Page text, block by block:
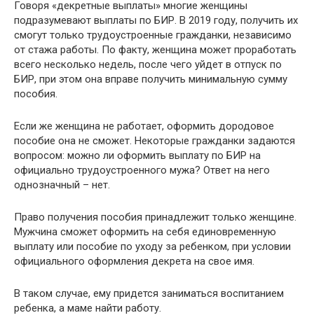
Говоря «декретные выплаты» многие женщины
подразумевают выплаты по БИР. В 2019 году, получить их
смогут только трудоустроенные гражданки, независимо
от стажа работы. По факту, женщина может проработать
всего несколько недель, после чего уйдет в отпуск по
БИР, при этом она вправе получить минимальную сумму
пособия.
Если же женщина не работает, оформить дородовое
пособие она не сможет. Некоторые гражданки задаются
вопросом: можно ли оформить выплату по БИР на
официально трудоустроенного мужа? Ответ на него
однозначный – нет.
Право получения пособия принадлежит только женщине.
Мужчина сможет оформить на себя единовременную
выплату или пособие по уходу за ребенком, при условии
официального оформления декрета на свое имя.
В таком случае, ему придется заниматься воспитанием
ребенка, а маме найти работу.